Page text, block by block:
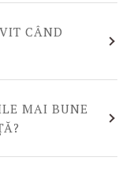
CÂND
MAI BUNE